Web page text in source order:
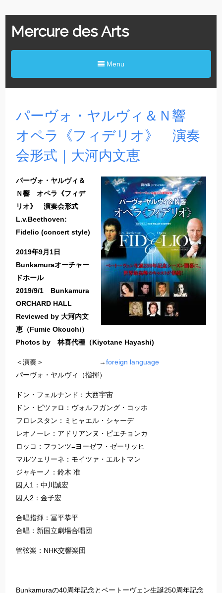
Mercure des Arts
Menu
パーヴォ・ヤルヴィ＆Ｎ響
オペラ《フィデリオ》 演奏
会形式｜大河内文恵
パーヴォ・ヤルヴィ＆
Ｎ響 オペラ《フィデ
リオ》 演奏会形式
L.v.Beethoven:
Fidelio (concert style)
2019年9月1日
Bunkamuraオーチャー
ドホール
2019/9/1 Bunkamura
ORCHARD HALL
Reviewed by 大河内文
恵（Fumie Okouchi）
Photos by 林喜代種（Kiyotane Hayashi)
＜演奏＞ →foreign language
パーヴォ・ヤルヴィ（指揮）
ドン・フェルナンド：大西宇宙
ドン・ピツァロ：ヴォルフガング・コッホ
フロレスタン：ミヒャエル・シャーデ
レオノーレ：アドリアンヌ・ピエチョンカ
ロッコ：フランツ=ヨーゼフ・ゼーリッヒ
マルツェリーネ：モイツァ・エルトマン
ジャキーノ：鈴木 准
囚人1：中川誠宏
囚人2：金子宏
合唱指揮：冨平恭平
合唱：新国立劇場合唱団
管弦楽：NHK交響楽団
Bunkamuraの40周年記念とベートーヴェン生誕250周年記念